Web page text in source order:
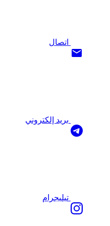
اتصال
بريد إلكتروني
تيليجرام